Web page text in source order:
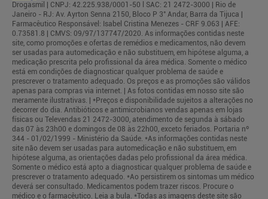
Drogasmil | CNPJ: 42.225.938/0001-50 l SAC: 21 2472-3000 | Rio de
Janeiro - RJ: Av. Ayrton Senna 2150, Bloco P 3° Andar, Barra da Tijuca |
Farmacêutico Responsável: Isabel Cristina Menezes - CRF 9.063 | AFE:
0.73581.8 | CMVS: 09/97/137747/2020. As informações contidas neste
site, como promoções e ofertas de remédios e medicamentos, não devem
ser usadas para automedicação e não substituem, em hipótese alguma, a
medicação prescrita pelo profissional da área médica. Somente o médico
está em condições de diagnosticar qualquer problema de saúde e
prescrever o tratamento adequado. Os preços e as promoções são válidos
apenas para compras via internet. | As fotos contidas em nosso site são
meramente ilustrativas. | *Preços e disponibilidade sujeitos a alterações no
decorrer do dia. Antibióticos e antimicrobianos vendas apenas em lojas
físicas ou Televendas 21 2472-3000, atendimento de segunda à sábado
das 07 às 23h00 e domingos de 08 às 22h00, exceto feriados. Portaria nº
344 - 01/02/1999 - Ministério da Saúde. *As informações contidas neste
site não devem ser usadas para automedicação e não substituem, em
hipótese alguma, as orientações dadas pelo profissional da área médica.
Somente o médico está apto a diagnosticar qualquer problema de saúde e
prescrever o tratamento adequado. *Ao persistirem os sintomas um médico
deverá ser consultado. Medicamentos podem trazer riscos. Procure o
médico e o farmacêutico. Leia a bula. *Todas as imagens deste site são